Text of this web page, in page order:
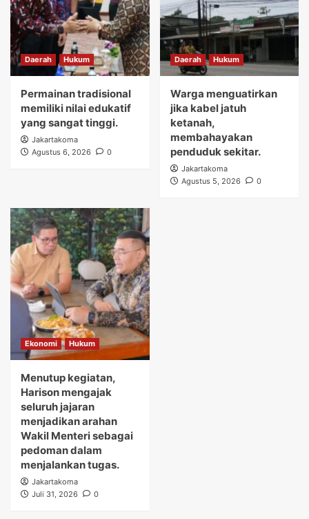
Daerah Hukum
Permainan tradisional
memiliki nilai edukatif
yang sangat tinggi.
Jakartakoma
Agustus 6, 2026
0
Daerah Hukum
Warga menguatirkan
jika kabel jatuh
ketanah,
membahayakan
penduduk sekitar.
Jakartakoma
Agustus 5, 2026
0
Ekonomi Hukum
Menutup kegiatan,
Harison mengajak
seluruh jajaran
menjadikan arahan
Wakil Menteri sebagai
pedoman dalam
menjalankan tugas.
Jakartakoma
Juli 31, 2026
0